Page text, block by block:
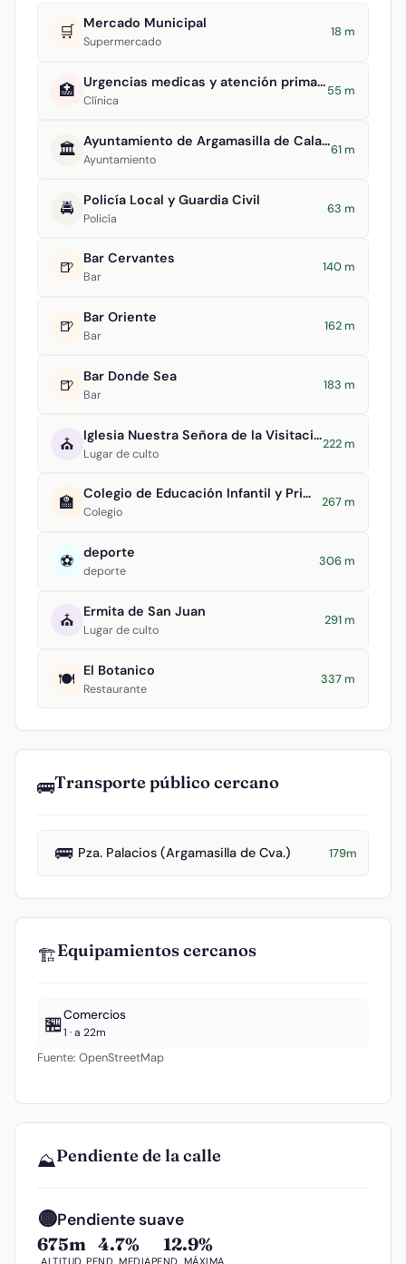
🛒 Mercado Municipal
Supermercado
18 m
🏥 Urgencias medicas y atención primaria
Clínica
55 m
🏛️ Ayuntamiento de Argamasilla de Calatrava
Ayuntamiento
61 m
🚔 Policía Local y Guardia Civil
Policía
63 m
🍺 Bar Cervantes
Bar
140 m
🍺 Bar Oriente
Bar
162 m
🍺 Bar Donde Sea
Bar
183 m
⛪ Iglesia Nuestra Señora de la Visitación
Lugar de culto
222 m
🏫 Colegio de Educación Infantil y Primaria Virgen del Socorro
Colegio
267 m
⚽ deporte
deporte
306 m
⛪ Ermita de San Juan
Lugar de culto
291 m
🍽️ El Botanico
Restaurante
337 m
🚌Transporte público cercano
🚌 Pza. Palacios (Argamasilla de Cva.) 179m
🏗️Equipamientos cercanos
🏪Comercios
1 · a 22m
Fuente: OpenStreetMap
⛰️Pendiente de la calle
🟡Pendiente suave
675m 4.7% 12.9%